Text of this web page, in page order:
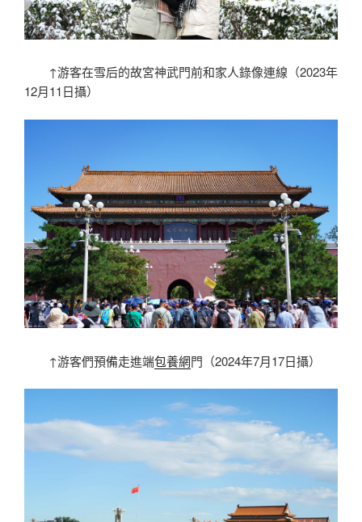
↑游客在雪后的故宮神武門前和家人錄像連線（2023年
12月11日攝）
↑游客們預備走進端包養網門（2024年7月17日攝）